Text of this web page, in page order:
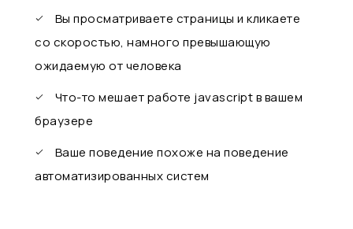
Вы просматриваете страницы и кликаете
со скоростью, намного превышающую
ожидаемую от человека
Что-то мешает работе javascript в вашем
браузере
Ваше поведение похоже на поведение
автоматизированных систем